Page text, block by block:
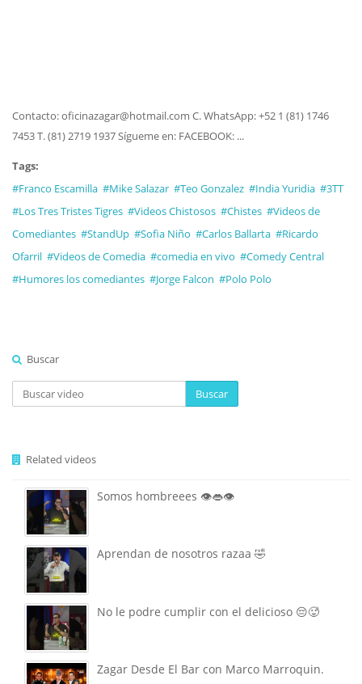
Contacto: oficinazagar@hotmail.com C. WhatsApp: +52 1 (81) 1746
7453 T. (81) 2719 1937 Sígueme en: FACEBOOK: ...
Tags:
#Franco Escamilla #Mike Salazar #Teo Gonzalez #India Yuridia #3TT
#Los Tres Tristes Tigres #Videos Chistosos #Chistes #Videos de
Comediantes #StandUp #Sofia Niño #Carlos Ballarta #Ricardo
Ofarril #Videos de Comedia #comedia en vivo #Comedy Central
#Humores los comediantes #Jorge Falcon #Polo Polo
Buscar
Buscar
Related videos
Somos hombreees 👁️👄👁️
Aprendan de nosotros razaa 🤣
No le podre cumplir con el delicioso 😔🥵
Zagar Desde El Bar con Marco Marroquin.